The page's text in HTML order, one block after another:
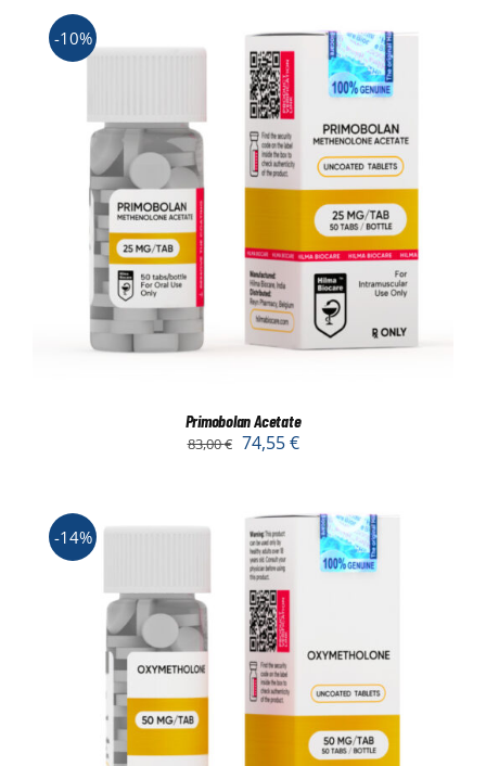
-10%
Primobolan Acetate
83,00€ 74,55€
-14%